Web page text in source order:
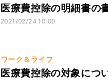
医療費控除の明細書の
2021/02/24 10:00
ワーク＆ライフ
医療費控除の対象につ